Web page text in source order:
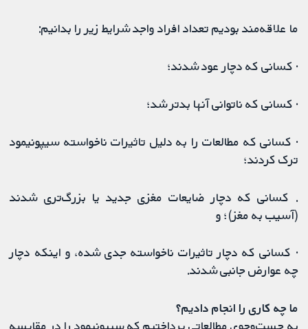
ما علاقه‌مند بودیم تعداد افراد واجد شرایط زیر را بدانیم:
· کسانی که دچار عود شدند؛
· کسانی که ناتوانی آنها بدتر شد؛
· کسانی که مطالعات را به دلیل تاثیرات ناخواسته سیپونیمود
ترک کردند؛
. کسانی که دچار ضایعات مغزی جدید یا بزرگ‌تری شدند
(آسیب به مغز)؛ و
· کسانی که دچار تاثیرات ناخواسته جدی شده، و اینکه دچار
چه عوارض جانبی شدند.
ما چه کاری را انجام دادیم؟